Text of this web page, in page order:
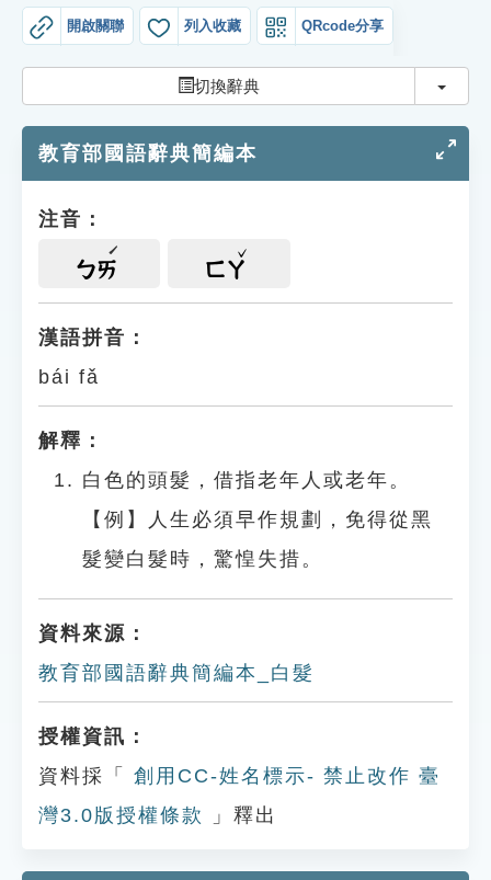
成語故事
索引選單
單字索引
遊戲專區
貓頭鷹博士
開啟關聯 列入收藏 QRcode分享
切換辭典 切換
教育部國語辭典簡編本
注音：
ㄅㄞ ㄈㄚ
漢語拼音：
bái fǎ
解釋：
白色的頭髮，借指老年人或老年。
【例】人生必須早作規劃，免得從黑
髮變白髮時，驚惶失措。
資料來源：
教育部國語辭典簡編本_白髮
授權資訊：
資料採「
創用CC-姓名標示- 禁止改作 臺
灣3.0版授權條款
」釋出